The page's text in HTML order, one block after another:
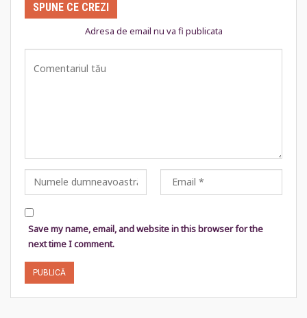
SPUNE CE CREZI
Adresa de email nu va fi publicata
Save my name, email, and website in this browser for the
next time I comment.